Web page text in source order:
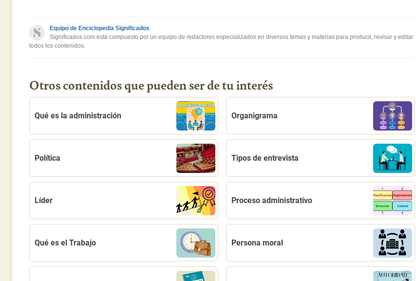
Este contenido no tiene la información que busco
Otro
Equipo de Enciclopedia Significados
Significados.com está compuesto por un equipo de redactores especializados en diversos temas y materias para producir, revisar y editar
todos los contenidos.
Otros contenidos que pueden ser de tu interés
Qué es la administración Organigrama
Política Tipos de entrevista
Líder Proceso administrativo
Qué es el Trabajo Persona moral